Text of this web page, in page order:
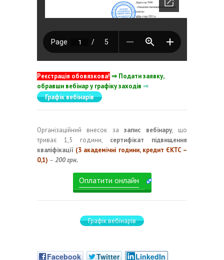
Реєстрація обовязкова! ⇒ Подати заявку,
обравши вебінар у графіку заходів ⇒
Графік вебінарів
Організаційний внесок зазапис вебінару, що
триває 1,5 години, сертифікат підвищення
кваліфікації (3 академічні години, кредит ЄКТС –
0,1) – 200 грн.
Оплатити онлайн
Графік вебінарів
Facebook Twitter LinkedIn